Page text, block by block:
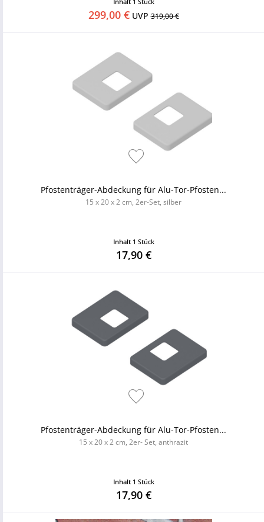
299,00 €UVP319,00 €
Pfostenträger-Abdeckung für Alu-Tor-Pfosten...
15 x 20 x 2 cm, 2er-Set, silber
Inhalt 1 Stück
17,90 €
Pfostenträger-Abdeckung für Alu-Tor-Pfosten...
15 x 20 x 2 cm, 2er- Set, anthrazit
Inhalt 1 Stück
17,90 €